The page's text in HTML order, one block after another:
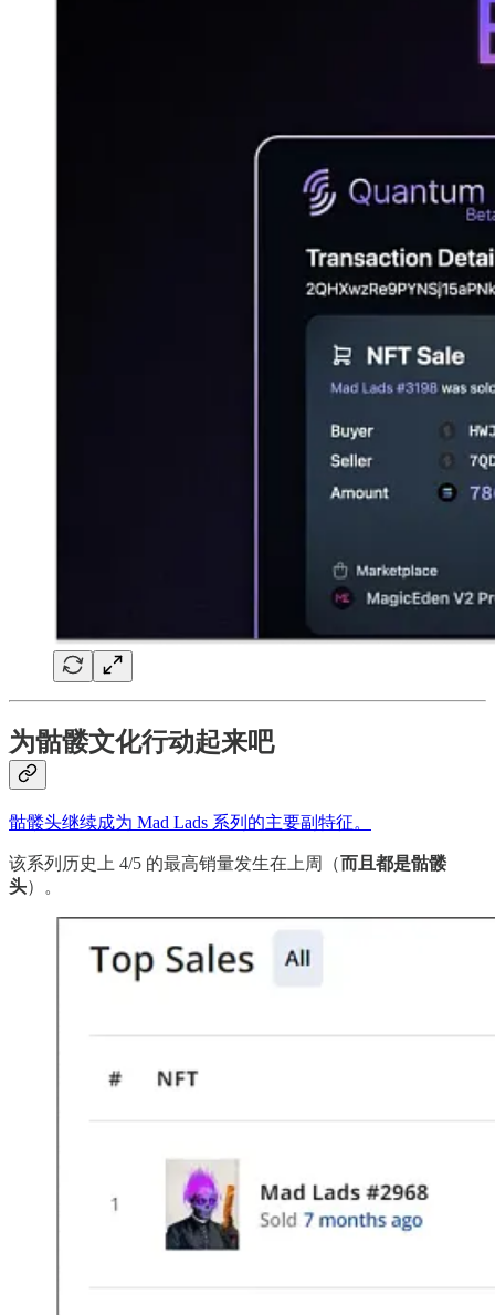
为骷髅文化行动起来吧
骷髅头继续成为 Mad Lads 系列的主要副特征。
该系列历史上 4/5 的最高销量发生在上周（而且都是骷髅
头）。